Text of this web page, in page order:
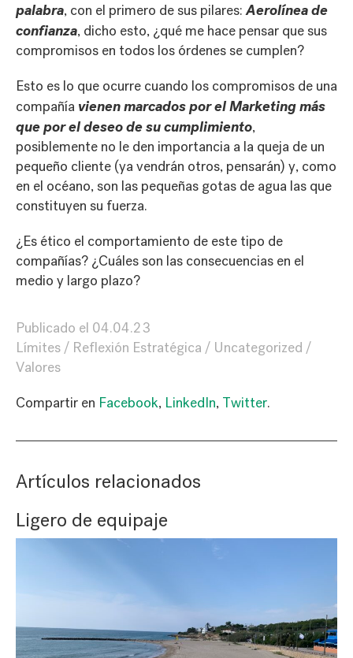
palabra, con el primero de sus pilares:Aerolínea de
confianza, dicho esto, ¿qué me hace pensar que sus
compromisos en todos los órdenes se cumplen?
Esto es lo que ocurre cuando los compromisos de una
compañía vienen marcados por el Marketing más
que por el deseo de su cumplimiento,
posiblemente no le den importancia a la queja de un
pequeño cliente (ya vendrán otros, pensarán) y, como
en el océano, son las pequeñas gotas de agua las que
constituyen su fuerza.
¿Es ético el comportamiento de este tipo de
compañías? ¿Cuáles son las consecuencias en el
medio y largo plazo?
Publicado el 04.04.23
Límites
Reflexión Estratégica
Uncategorized
Valores
Compartir en Facebook, LinkedIn, Twitter.
Artículos relacionados
Ligero de equipaje